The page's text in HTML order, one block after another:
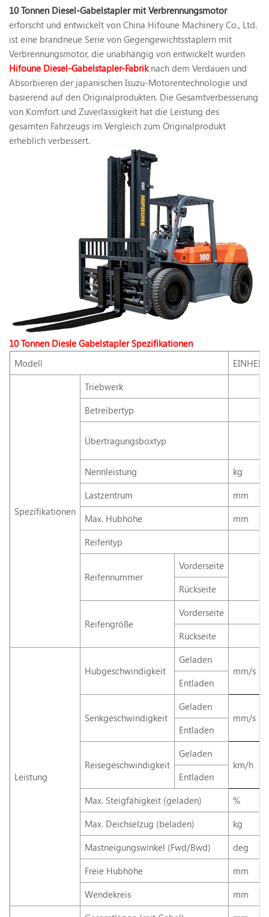
10 Tonnen Diesel-Gabelstapler mit Verbrennungsmotor
erforscht und entwickelt von China Hifoune Machinery Co., Ltd.
ist eine brandneue Serie von Gegengewichtsstaplern mit
Verbrennungsmotor, die unabhängig von entwickelt wurden
Hifoune Diesel-Gabelstapler-Fabriknach dem Verdauen und
Absorbieren der japanischen Isuzu-Motorentechnologie und
basierend auf den Originalprodukten. Die Gesamtverbesserung
von Komfort und Zuverlässigkeit hat die Leistung des
gesamten Fahrzeugs im Vergleich zum Originalprodukt
erheblich verbessert.
10 Tonnen Diesle Gabelstapler Spezifikationen
Modell
EINHEIT
Spezifikationen
Triebwerk
Betreibertyp
Übertragungsboxtyp
Nennleistung
kg
Lastzentrum
mm
Max. Hubhöhe
mm
Reifentyp
Reifennummer
Vorderseite
Rückseite
Reifengröße
Vorderseite
Rückseite
Leistung
Hubgeschwindigkeit
Geladen
mm/s
Entladen
Senkgeschwindigkeit
Geladen
mm/s
Entladen
Reisegeschwindigkeit
Geladen
km/h
Entladen
Max. Steigfähigkeit (geladen)
%
Max. Deichselzug (beladen)
kg
Mastneigungswinkel (Fwd/Bwd)
deg
Freie Hubhöhe
mm
Wendekreis
mm